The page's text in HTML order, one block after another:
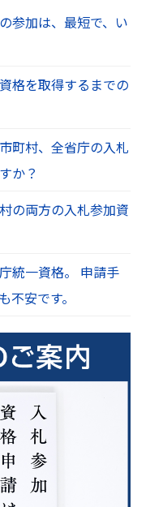
参加は、最短で、い
格を取得するまでの
町村、全省庁の入札
か？
の両方の入札参加資
統一資格。 申請手
安です。